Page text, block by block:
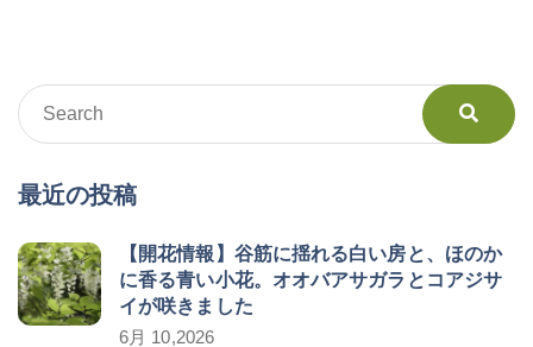
最近の投稿
【開花情報】谷筋に揺れる白い房と、ほのか
に香る青い小花。オオバアサガラとコアジサ
イが咲きました
6月 10,2026